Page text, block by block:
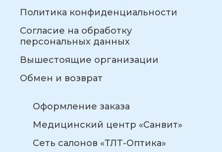
Политика конфиденциальности
Согласие на обработку
персональных данных
Вышестоящие организации
Обмен и возврат
Оформление заказа
Медицинский центр «Санвит»
Сеть салонов «ТЛТ-Оптика»